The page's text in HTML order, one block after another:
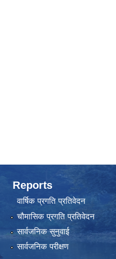
Reports
वार्षिक प्रगति प्रतिवेदन
चौमासिक प्रगति प्रतिवेदन
सार्वजनिक सुनुवाई
सार्वजनिक परीक्षण